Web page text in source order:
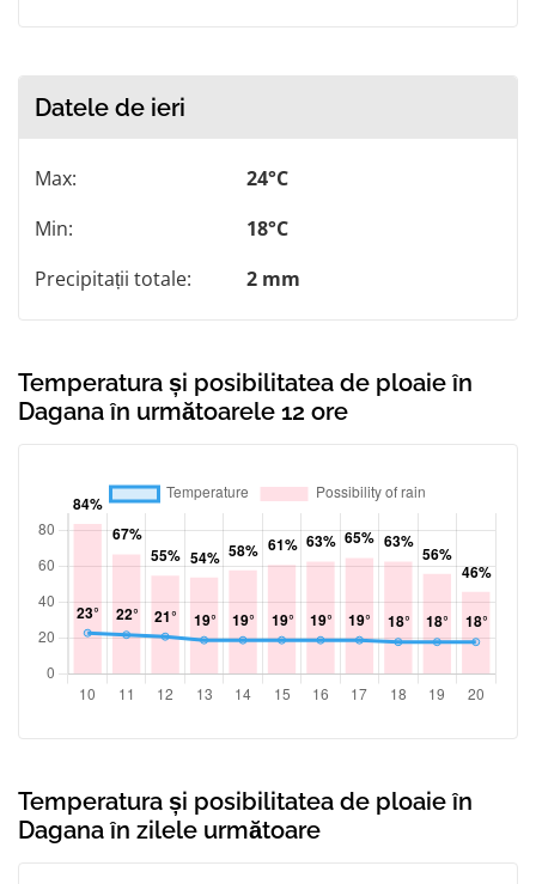
Datele de ieri
Max:
24°C
Min:
18°C
Precipitații totale:
2 mm
Temperatura și posibilitatea de ploaie în
Dagana în următoarele 12 ore
Temperatura și posibilitatea de ploaie în
Dagana în zilele următoare